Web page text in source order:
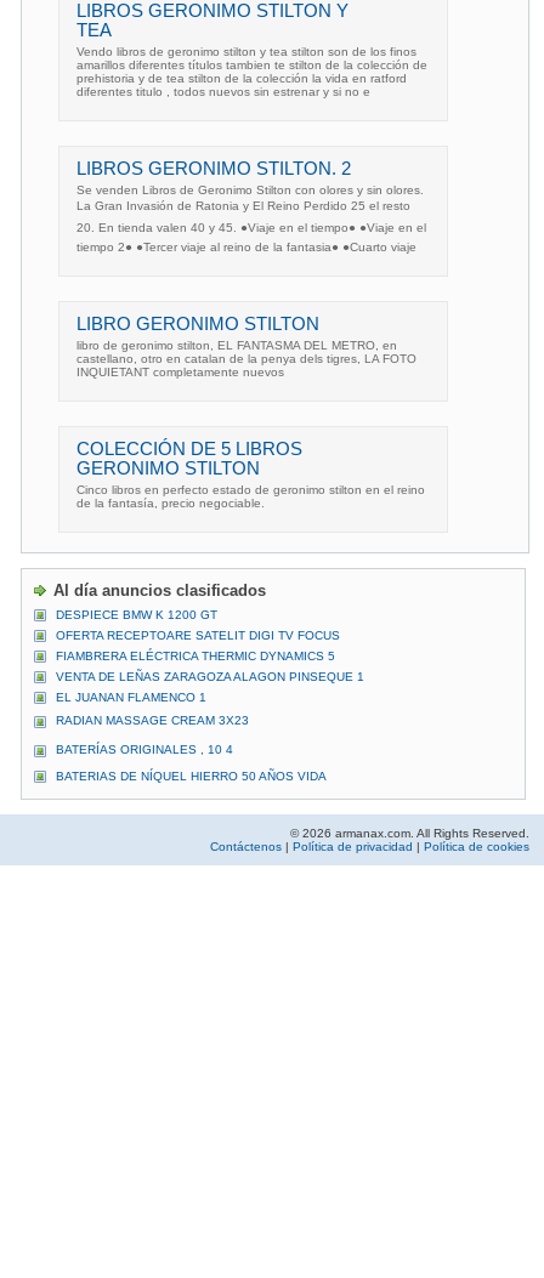
LIBROS GERONIMO STILTON Y
TEA
Vendo libros de geronimo stilton y tea stilton son de los finos
amarillos diferentes títulos tambien te stilton de la colección de
prehistoria y de tea stilton de la colección la vida en ratford
diferentes titulo , todos nuevos sin estrenar y si no e
LIBROS GERONIMO STILTON. 2
Se venden Libros de Geronimo Stilton con olores y sin olores.
La Gran Invasión de Ratonia y El Reino Perdido 25 el resto
20. En tienda valen 40 y 45. ●Viaje en el tiempo● ●Viaje en el
tiempo 2● ●Tercer viaje al reino de la fantasia● ●Cuarto viaje
LIBRO GERONIMO STILTON
libro de geronimo stilton, EL FANTASMA DEL METRO, en
castellano, otro en catalan de la penya dels tigres, LA FOTO
INQUIETANT completamente nuevos
COLECCIÓN DE 5 LIBROS
GERONIMO STILTON
Cinco libros en perfecto estado de geronimo stilton en el reino
de la fantasía, precio negociable.
Al día anuncios clasificados
DESPIECE BMW K 1200 GT
OFERTA RECEPTOARE SATELIT DIGI TV FOCUS
FIAMBRERA ELÉCTRICA THERMIC DYNAMICS 5
VENTA DE LEÑAS ZARAGOZA ALAGON PINSEQUE 1
EL JUANAN FLAMENCO 1
RADIAN MASSAGE CREAM 3X23
BATERÍAS ORIGINALES , 10 4
BATERIAS DE NÍQUEL HIERRO 50 AÑOS VIDA
© 2026 armanax.com. All Rights Reserved.
Contáctenos
Política de privacidad Política de cookies